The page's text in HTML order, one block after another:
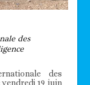
des
des
19 juin